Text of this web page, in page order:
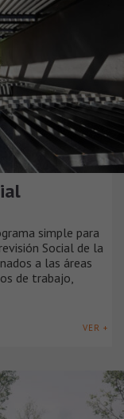
simple para
Social de la
a las áreas
de trabajo,
VER +